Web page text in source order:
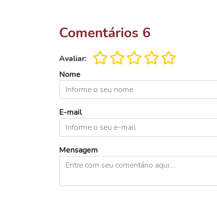
Comentários 6
Avaliar:
Nome
E-mail
Mensagem